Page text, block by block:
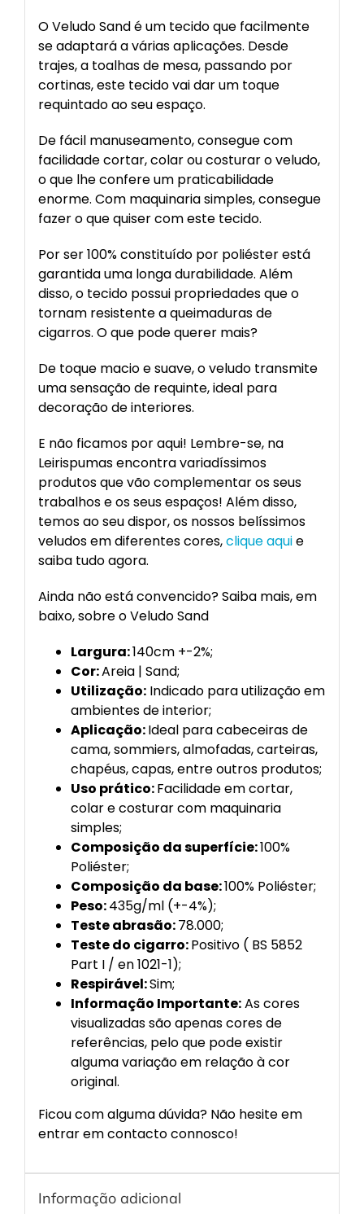
O Veludo Sand é um tecido que facilmente
se adaptará a várias aplicações. Desde
trajes, a toalhas de mesa, passando por
cortinas, este tecido vai dar um toque
requintado ao seu espaço.
De fácil manuseamento, consegue com
facilidade cortar, colar ou costurar o veludo,
o que lhe confere um praticabilidade
enorme. Com maquinaria simples, consegue
fazer o que quiser com este tecido.
Por ser 100% constituído por poliéster está
garantida uma longa durabilidade. Além
disso, o tecido possui propriedades que o
tornam resistente a queimaduras de
cigarros. O que pode querer mais?
De toque macio e suave, o veludo transmite
uma sensação de requinte, ideal para
decoração de interiores.
E não ficamos por aqui! Lembre-se, na
Leirispumas encontra variadíssimos
produtos que vão complementar os seus
trabalhos e os seus espaços! Além disso,
temos ao seu dispor, os nossos belíssimos
veludos em diferentes cores,clique aquie
saiba tudo agora.
Ainda não está convencido? Saiba mais, em
baixo, sobre o Veludo Sand
Largura:140cm +-2%;
Cor:Areia | Sand;
Utilização:Indicado para utilização em
ambientes de interior;
Aplicação:Ideal para cabeceiras de
cama, sommiers, almofadas, carteiras,
chapéus, capas, entre outros produtos;
Uso prático:Facilidade em cortar,
colar e costurar com maquinaria
simples;
Composição da superfície:100%
Poliéster;
Composição da base:100% Poliéster;
Peso:435g/ml (+-4%);
Teste abrasão:78.000;
Teste do cigarro:Positivo ( BS 5852
Part I / en 1021-1);
Respirável:Sim;
Informação Importante:As cores
visualizadas são apenas cores de
referências, pelo que pode existir
alguma variação em relação à cor
original.
Ficou com alguma dúvida? Não hesite em
entrar em contacto connosco!
Informação adicional